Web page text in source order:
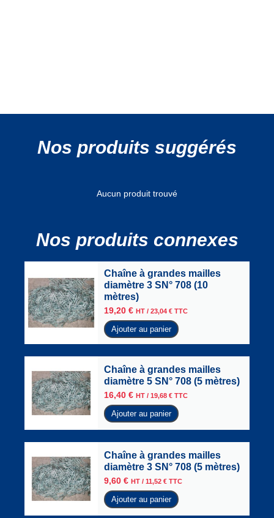
Nos produits suggérés
Aucun produit trouvé
Nos produits connexes
Chaîne à grandes mailles
diamètre 3 SN° 708 (10
mètres)
19,20 € HT / 23,04 € TTC
Ajouter au panier
Chaîne à grandes mailles
diamètre 5 SN° 708 (5 mètres)
16,40 € HT / 19,68 € TTC
Ajouter au panier
Chaîne à grandes mailles
diamètre 3 SN° 708 (5 mètres)
9,60 € HT / 11,52 € TTC
Ajouter au panier